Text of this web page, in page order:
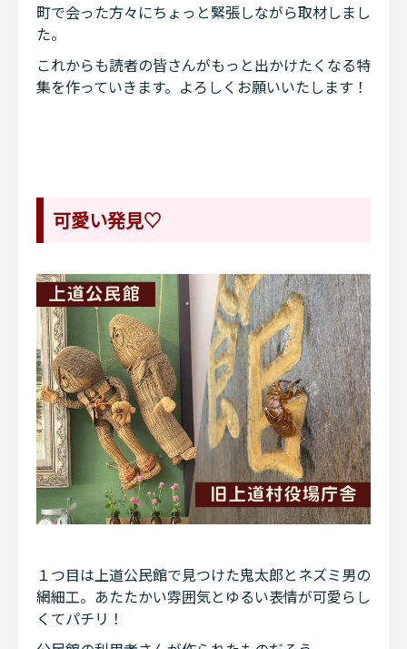
町で会った方々にちょっと緊張しながら取材しまし
た。
これからも読者の皆さんがもっと出かけたくなる特
集を作っていきます。よろしくお願いいたします！
可愛い発見♡
１つ目は上道公民館で見つけた鬼太郎とネズミ男の
網細工。あたたかい雰囲気とゆるい表情が可愛らし
くてパチリ！